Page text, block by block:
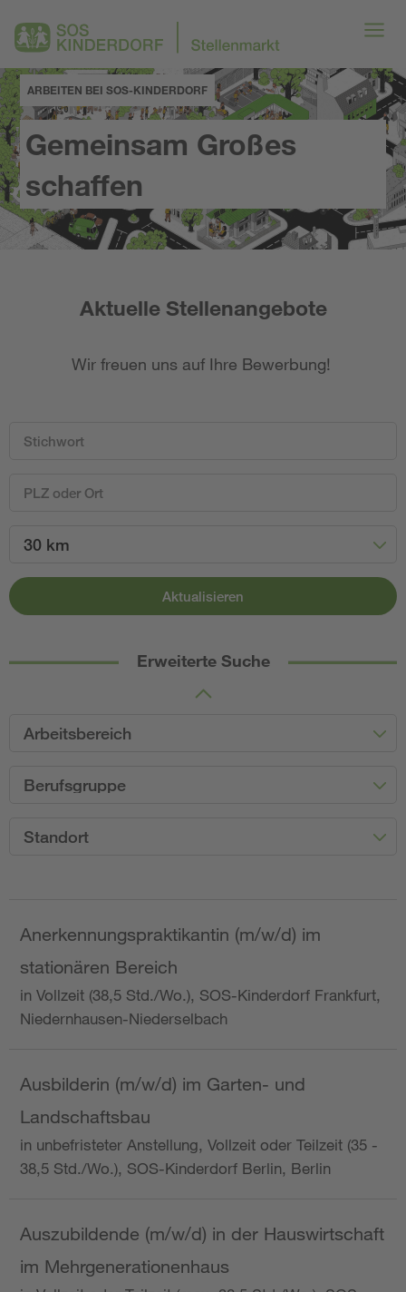
ARBEITEN BEI SOS-KINDERDORF
Gemeinsam Großes
schaffen
Aktuelle Stellenangebote
Wir freuen uns auf Ihre Bewerbung!
30 km
Aktualisieren
Erweiterte Suche
Arbeitsbereich
Berufsgruppe
Standort
Anerkennungspraktikantin (m/w/d) im
stationären Bereich
in Vollzeit (38,5 Std./Wo.), SOS-Kinderdorf Frankfurt,
Niedernhausen-Niederselbach
Ausbilderin (m/w/d) im Garten- und
Landschaftsbau
in unbefristeter Anstellung, Vollzeit oder Teilzeit (35 -
38,5 Std./Wo.), SOS-Kinderdorf Berlin, Berlin
Auszubildende (m/w/d) in der Hauswirtschaft
im Mehrgenerationenhaus